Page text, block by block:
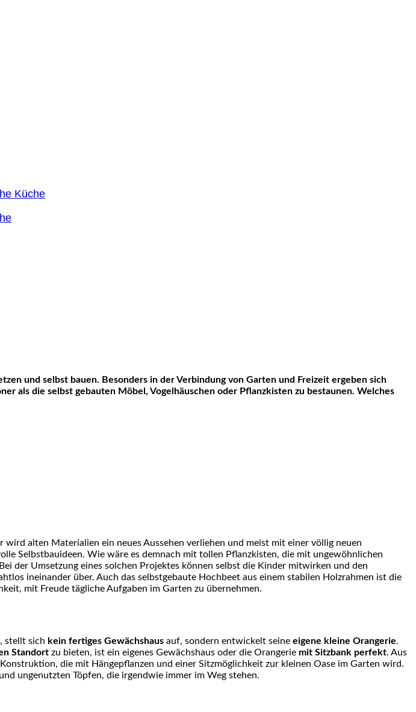
und selbst bauen. Besonders in der Verbindung von Garten und Freizeit ergeben sich
als die selbst gebauten Möbel, Vogelhäuschen oder Pflanzkisten zu bestaunen. Welches
wird alten Materialien ein neues Aussehen verliehen und meist mit einer völlig neuen
Selbstbauideen. Wie wäre es demnach mit tollen Pflanzkisten, die mit ungewöhnlichen
der Umsetzung eines solchen Projektes können selbst die Kinder mitwirken und den
ineinander über. Auch das selbstgebaute Hochbeet aus einem stabilen Holzrahmen ist die
mit Freude tägliche Aufgaben im Garten zu übernehmen.
stellt sich kein fertiges Gewächshaus auf, sondern entwickelt seine eigene kleine Orangerie.
Standort zu bieten, ist ein eigenes Gewächshaus oder die Orangerie mit Sitzbank perfekt. Aus
die mit Hängepflanzen und einer Sitzmöglichkeit zur kleinen Oase im Garten wird.
ungenutzten Töpfen, die irgendwie immer im Weg stehen.